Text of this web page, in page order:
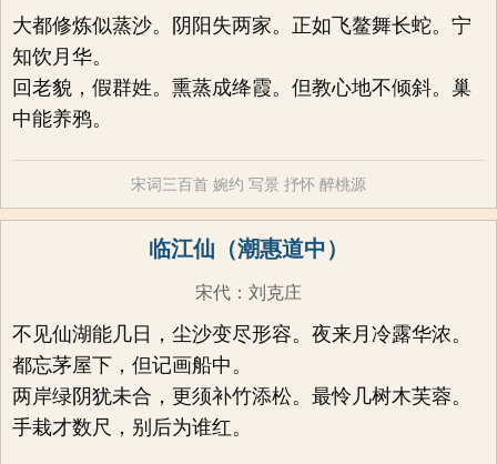
大都修炼似蒸沙。阴阳失两家。正如飞鳌舞长蛇。宁
知饮月华。
回老貌，假群姓。熏蒸成绛霞。但教心地不倾斜。巢
中能养鸦。
宋词三百首 婉约 写景 抒怀 醉桃源
临江仙（潮惠道中）
宋代 ： 刘克庄
不见仙湖能几日，尘沙变尽形容。夜来月冷露华浓。
都忘茅屋下，但记画船中。
两岸绿阴犹未合，更须补竹添松。最怜几树木芙蓉。
手栽才数尺，别后为谁红。